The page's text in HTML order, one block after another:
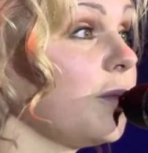
Спорт
Разное